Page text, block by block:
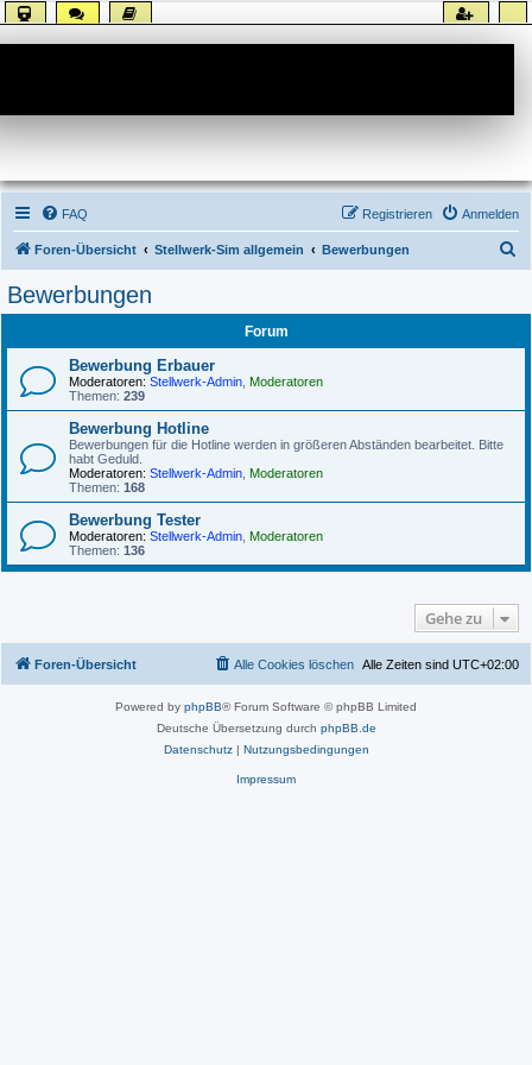
FAQ Anmelden
Registrieren
Foren-Übersicht Stellwerk-Sim allgemein Bewerbungen
Bewerbungen
Forum
Bewerbung Erbauer
Moderatoren: Stellwerk-Admin Moderatoren
Themen: 239
Bewerbung Hotline
Bewerbungen für die Hotline werden in größeren Abständen bearbeitet. Bitte
habt Geduld.
Moderatoren: Stellwerk-Admin Moderatoren
Themen: 168
Bewerbung Tester
Moderatoren: Stellwerk-Admin Moderatoren
Themen: 136
Gehe zu
Foren-Übersicht Alle Zeiten sind UTC+02:00
Alle Cookies löschen
Powered by phpBB® Forum Software © phpBB Limited
Deutsche Übersetzung durch phpBB.de
Datenschutz| Nutzungsbedingungen
Impressum